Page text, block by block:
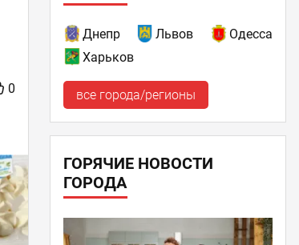
0
Днепр Львов
Одесса
Харьков
все города/регионы
ГОРЯЧИЕ НОВОСТИ
ГОРОДА